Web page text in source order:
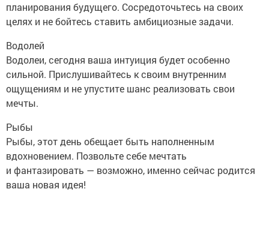
планирования будущего. Сосредоточьтесь на своих
целях и не бойтесь ставить амбициозные задачи.
Водолей
Водолеи, сегодня ваша интуиция будет особенно
сильной. Прислушивайтесь к своим внутренним
ощущениям и не упустите шанс реализовать свои
мечты.
Рыбы
Рыбы, этот день обещает быть наполненным
вдохновением. Позвольте себе мечтать
и фантазировать — возможно, именно сейчас родится
ваша новая идея!